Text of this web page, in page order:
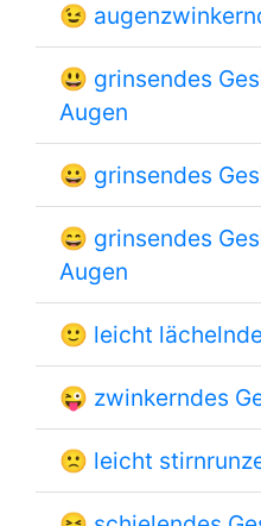
😉
😃 grinsendes
Augen
😀 grinsendes
😄 grinsendes
Augen
🙂 leicht
😜 zwinkerndes
🙁 leicht